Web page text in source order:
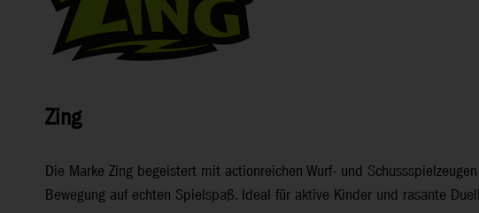
Zing
Die Marke Zing begeistert mit actionreichen Wurf- und
Bewegung auf echten Spielspaß. Ideal für aktive Kinder und rasante